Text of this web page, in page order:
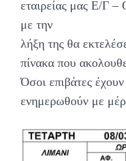
εταιρείας μας Ε/
με την
λήξη της θα
πίνακα που
Όσοι επιβάτες
ενημερωθούν με